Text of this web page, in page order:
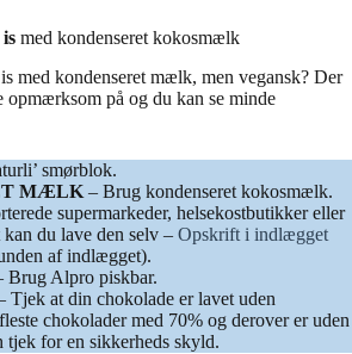
med kondenseret kokosmælk
med kondenseret mælk, men vegansk? Der
opmærksom på og du kan se minde
smørblok.
MÆLK – Brug kondenseret kokosmælk.
supermarkeder, helsekostbutikker eller
du lave den selv – Opskrift i indlægget
af indlægget).
Brug Alpro piskbar.
Tjek at din chokolade er lavet uden
chokolader med 70% og derover er uden
for en sikkerheds skyld.